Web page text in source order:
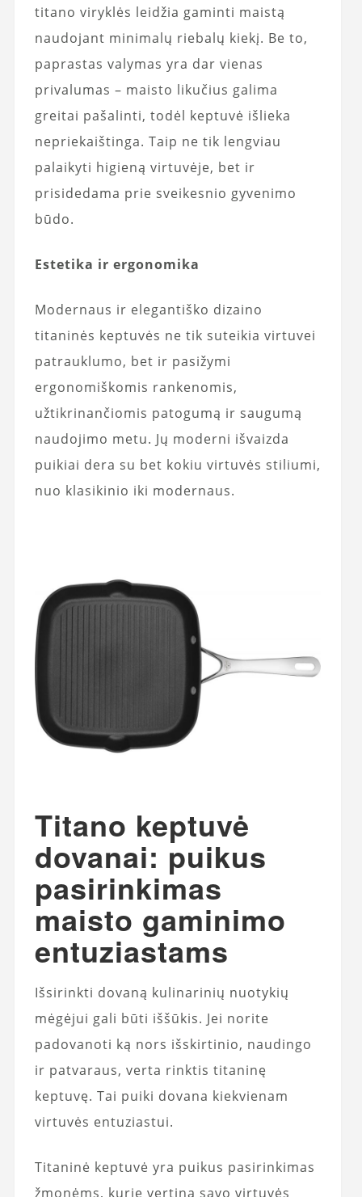
titano viryklės leidžia gaminti maistą
naudojant minimalų riebalų kiekį. Be to,
paprastas valymas yra dar vienas
privalumas – maisto likučius galima
greitai pašalinti, todėl keptuvė išlieka
nepriekaištinga. Taip ne tik lengviau
palaikyti higieną virtuvėje, bet ir
prisidedama prie sveikesnio gyvenimo
būdo.
Estetika ir ergonomika
Modernaus ir elegantiško dizaino
titaninės keptuvės ne tik suteikia virtuvei
patrauklumo, bet ir pasižymi
ergonomiškomis rankenomis,
užtikrinančiomis patogumą ir saugumą
naudojimo metu. Jų moderni išvaizda
puikiai dera su bet kokiu virtuvės stiliumi,
nuo klasikinio iki modernaus.
Titano keptuvė
dovanai: puikus
pasirinkimas
maisto gaminimo
entuziastams
Išsirinkti dovaną kulinarinių nuotykių
mėgėjui gali būti iššūkis. Jei norite
padovanoti ką nors išskirtinio, naudingo
ir patvaraus, verta rinktis titaninę
keptuvę. Tai puiki dovana kiekvienam
virtuvės entuziastui.
Titaninė keptuvė yra puikus pasirinkimas
žmonėms, kurie vertina savo virtuvės